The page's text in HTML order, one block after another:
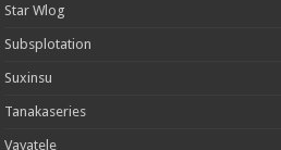
Star Wlog
Subsplotation
Suxinsu
Tanakaseries
Vayatele